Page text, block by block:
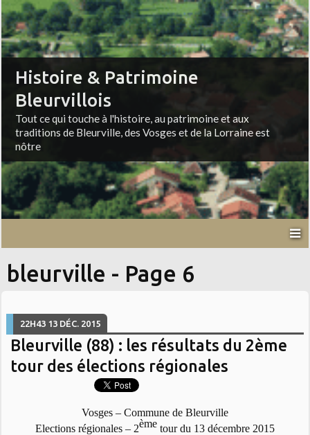
Histoire & Patrimoine
Bleurvillois
Tout ce qui touche à l'histoire, au patrimoine et aux
traditions de Bleurville, des Vosges et de la Lorraine est
nôtre
bleurville - Page 6
22H43 13 DÉC. 2015
Bleurville (88) : les résultats du 2ème
tour des élections régionales
Vosges – Commune de Bleurville
Elections régionales – 2ème tour du 13 décembre 2015